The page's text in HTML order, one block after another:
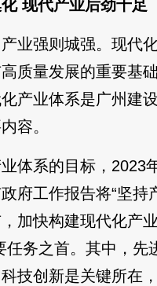
现代产业后劲十足
业强则城强。现代
质量发展的重要基
产业体系是广州建
容。
体系的目标，2023
府工作报告将“坚持
加快构建现代化产
任务之首。其中，先
技创新是关键所在